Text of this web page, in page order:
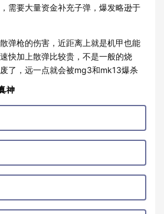
需要大量资金补充子弹，爆发略逊于
弹枪的伤害，近距离上就是机甲也能
快加上散弹比较贵，不是一般的烧
了，远一点就会被mg3和mk13爆杀
神